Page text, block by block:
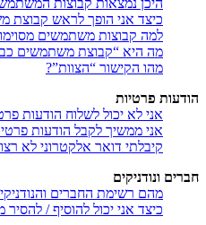
כיצד אני הופך לראש קבוצת
למה קבוצות משתמשים
מה היא “קבוצת משתמשים
מהו הקישור “הצוות”?
הודעות פרטיות
אני לא יכול לשלוח הודעות
אני ממשיך לקבל הודעות
קיבלתי דואר אלקטרוני לא
חברים ונודניקים
מהם רשימת החברים
כיצד אני יכול להוסיף /